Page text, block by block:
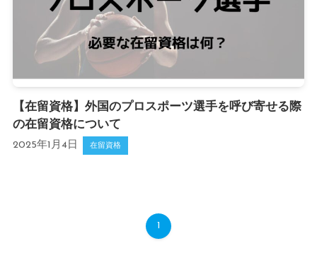
【在留資格】外国のプロスポーツ選手を呼び寄せる際
の在留資格について
2025年1月4日 在留資格
1